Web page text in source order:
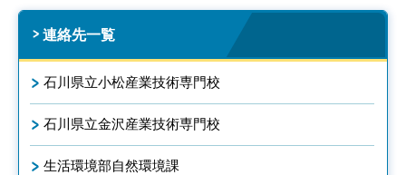
連絡先一覧
石川県立小松産業技術専門校
石川県立金沢産業技術専門校
生活環境部自然環境課